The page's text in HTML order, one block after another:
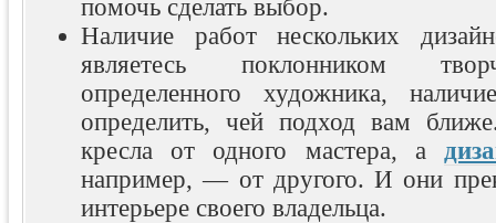
помочь сделать выбор.
Наличие работ нескольких
являетесь поклонником
определенного художника,
определить, чей подход вам
кресла от одного мастера, а
например, — от другого. И они
интерьере своего владельца.